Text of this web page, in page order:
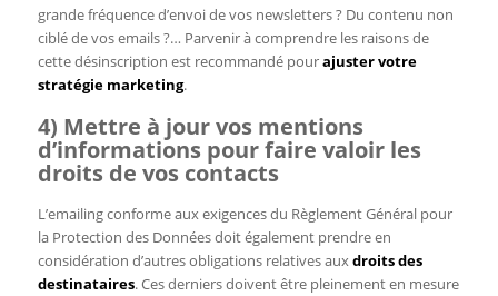
grande fréquence d’envoi de vos newsletters ? Du contenu non
ciblé de vos emails ?… Parvenir à comprendre les raisons de
cette désinscription est recommandé pourajuster votre
stratégie marketing.
4) Mettre à jour vos mentions
d’informations pour faire valoir les
droits de vos contacts
L’emailing conforme aux exigences du Règlement Général pour
la Protection des Données doit également prendre en
considération d’autres obligations relatives auxdroits des
destinataires. Ces derniers doivent être pleinement en mesure